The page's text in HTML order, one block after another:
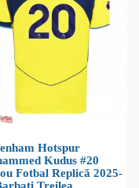
Hotspur
Kudus #20
Fotbal Replică 2025-